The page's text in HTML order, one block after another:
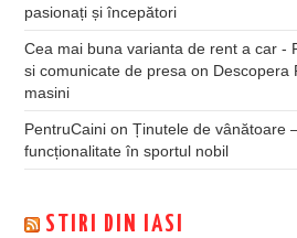
pasionați și începători
Cea mai buna varianta de rent a car -
si comunicate de presa on Descopera
masini
PentruCaini onȚinutele de vânătoare
funcționalitate în sportul nobil
STIRI DIN IASI